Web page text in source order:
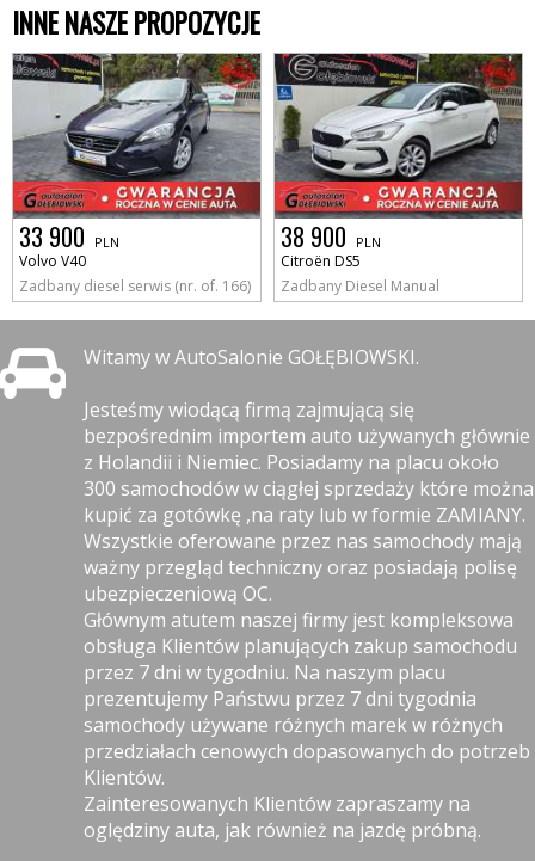
INNE NASZE PROPOZYCJE
33 900 PLN
Volvo V40
Zadbany diesel serwis (nr. of. 166)
38 900 PLN
Citroën DS5
Zadbany Diesel Manual
Witamy w AutoSalonie GOŁĘBIOWSKI.
Jesteśmy wiodącą firmą zajmującą się
bezpośrednim importem auto używanych głównie
z Holandii i Niemiec. Posiadamy na placu około
300 samochodów w ciągłej sprzedaży które można
kupić za gotówkę ,na raty lub w formie ZAMIANY.
Wszystkie oferowane przez nas samochody mają
ważny przegląd techniczny oraz posiadają polisę
ubezpieczeniową OC.
Głównym atutem naszej firmy jest kompleksowa
obsługa Klientów planujących zakup samochodu
przez 7 dni w tygodniu. Na naszym placu
prezentujemy Państwu przez 7 dni tygodnia
samochody używane różnych marek w różnych
przedziałach cenowych dopasowanych do potrzeb
Klientów.
Zainteresowanych Klientów zapraszamy na
oględziny auta, jak również na jazdę próbną.